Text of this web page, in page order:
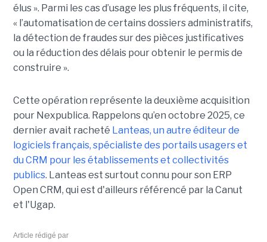
élus ». Parmi les cas d’usage les plus fréquents, il cite,
« l’automatisation de certains dossiers administratifs,
la détection de fraudes sur des pièces justificatives
ou la réduction des délais pour obtenir le permis de
construire ».
Cette opération représente la deuxième acquisition
pour Nexpublica. Rappelons qu’en octobre 2025, ce
dernier avait racheté Lanteas, un autre éditeur de
logiciels français, spécialiste des portails usagers et
du CRM pour les établissements et collectivités
publics. Lanteas est surtout connu pour son ERP
Open CRM, qui est d'ailleurs référencé par la Canut
et l'Ugap.
Article rédigé par